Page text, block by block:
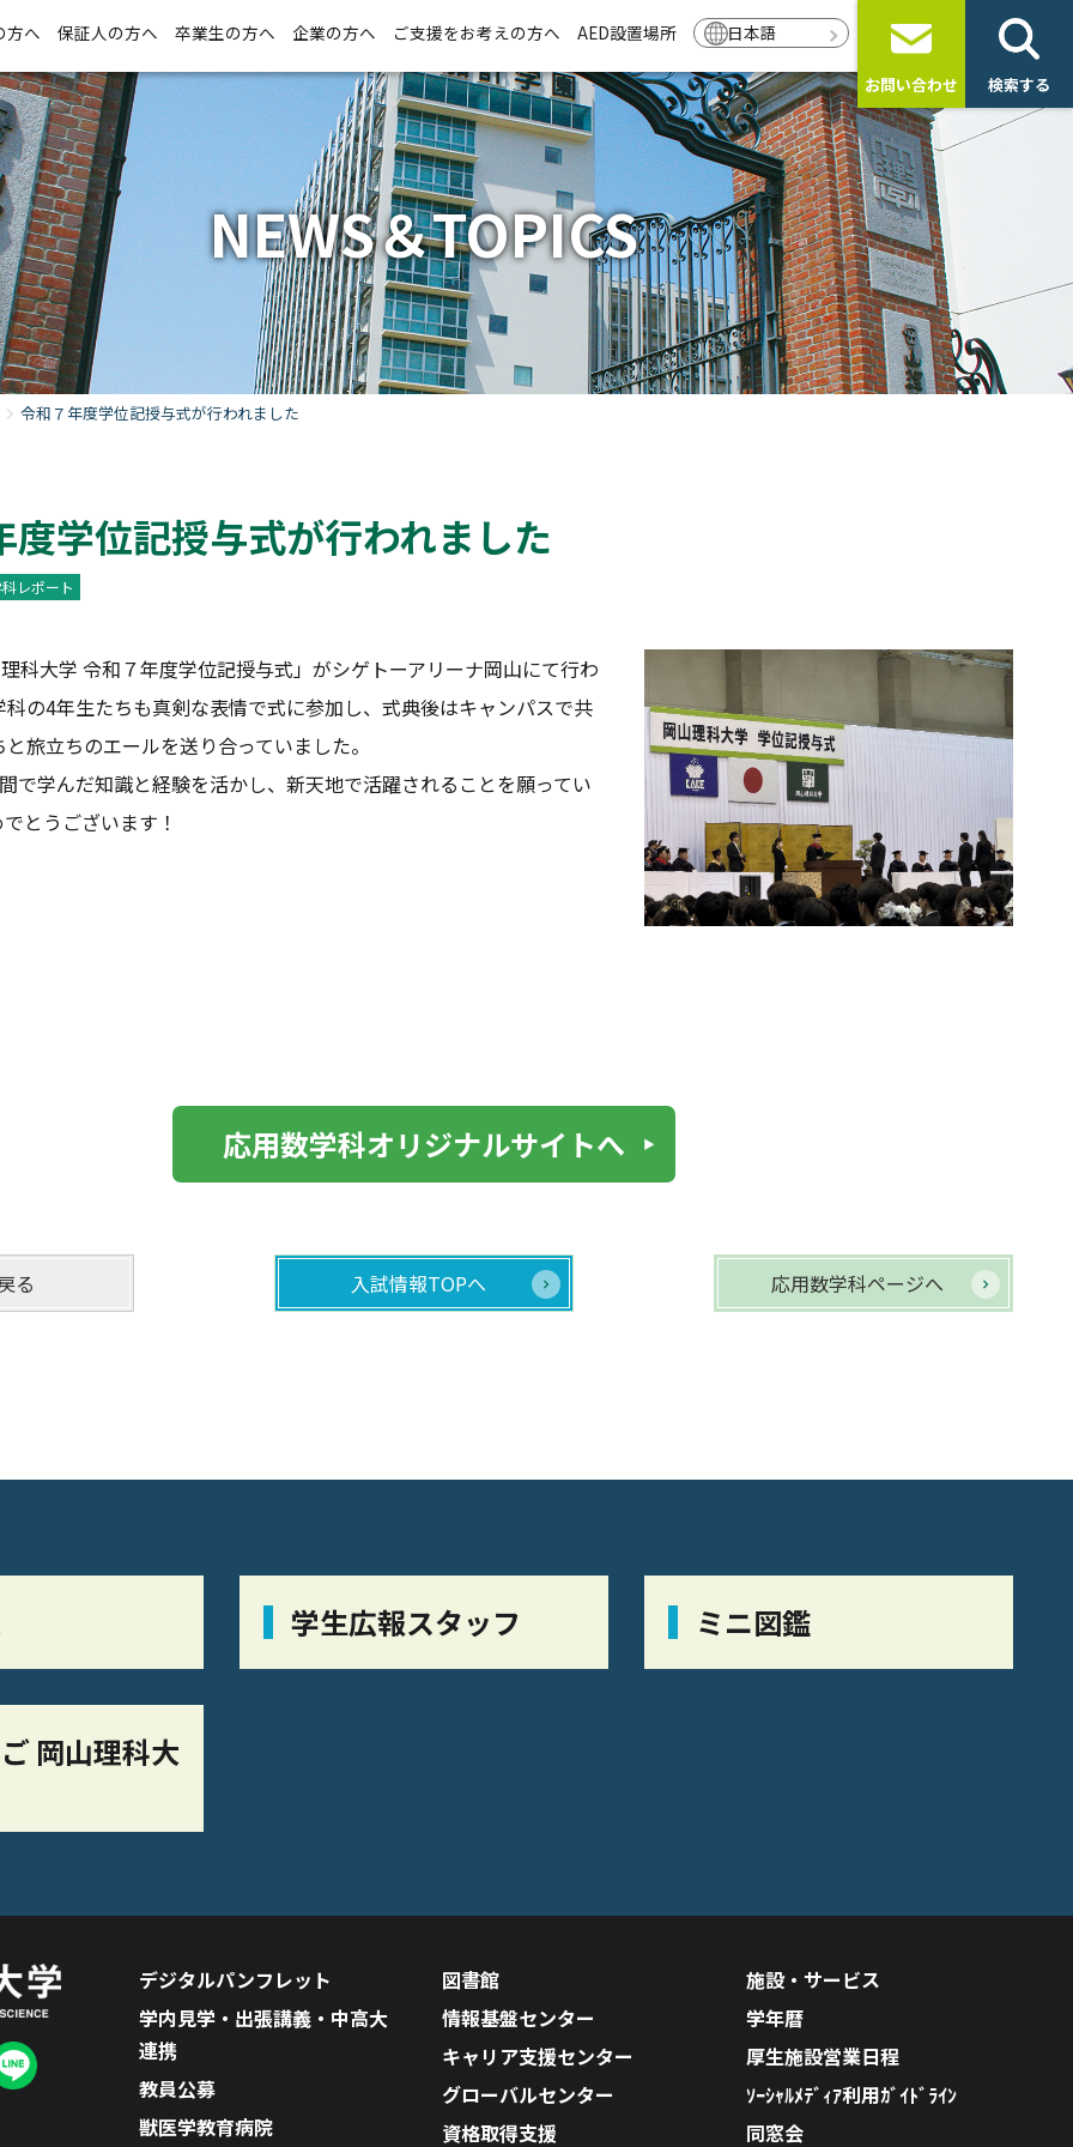
方へ 保証人の方へ 卒業生の方へ 企業の方へ ご支援をお考えの方へ AED設置場所 日本語
お問い合わせ 検索する
NEWS＆TOPICS
令和７年度学位記授与式が行われました
度学位記授与式が行われました
レポート
大学 令和７年度学位記授与式」がシゲトーアリーナ岡山にて行わ
の4年生たちも真剣な表情で式に参加し、式典後はキャンパスで共
旅立ちのエールを送り合っていました。
学んだ知識と経験を活かし、新天地で活躍されることを願ってい
とうございます！
応用数学科オリジナルサイトへ
応用数学科ページへ
入試情報TOPへ
る
学生広報スタッフ ミニ図鑑
岡山理科大
デジタルパンフレット
学内見学・出張講義・中高大
連携
教員公募
獣医学教育病院
図書館
情報基盤センター
キャリア支援センター
グローバルセンター
資格取得支援
施設・サービス
学年暦
厚生施設営業日程
ｿｰｼｬﾙﾒﾃﾞｨｱ利用ｶﾞｲﾄﾞﾗｲﾝ
同窓会